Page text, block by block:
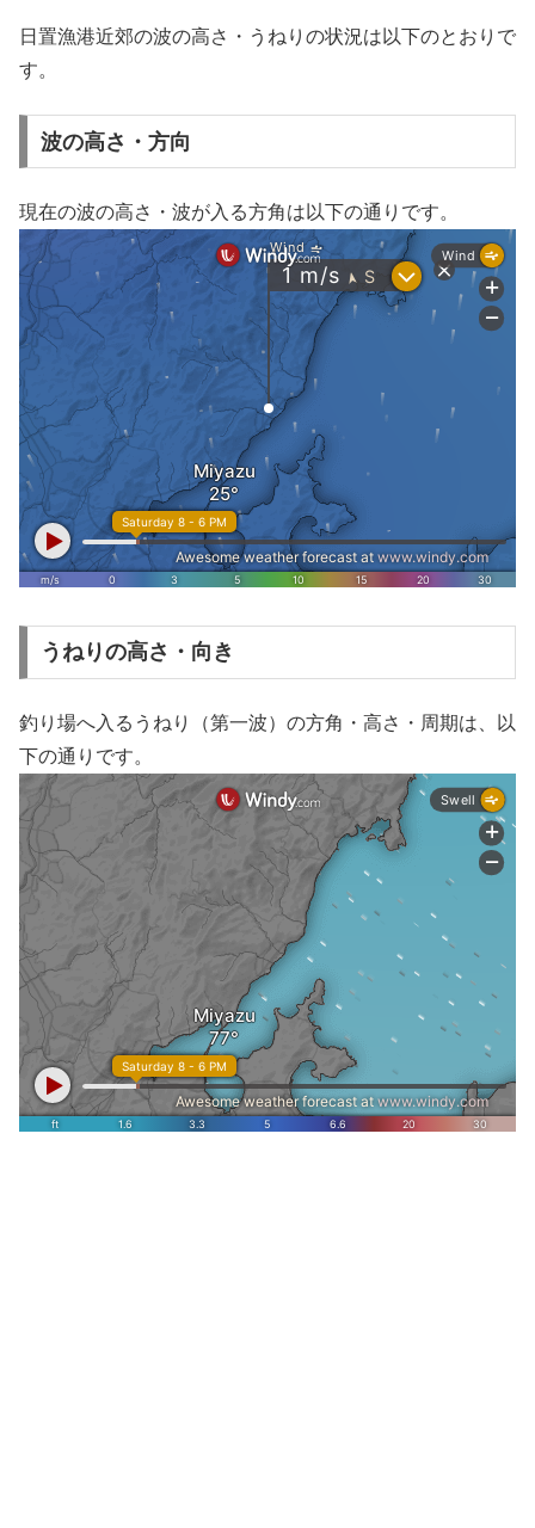
日置漁港近郊の波の高さ・うねりの状況は以下のとおりで
す。
波の高さ・方向
現在の波の高さ・波が入る方角は以下の通りです。
うねりの高さ・向き
釣り場へ入るうねり（第一波）の方角・高さ・周期は、以
下の通りです。